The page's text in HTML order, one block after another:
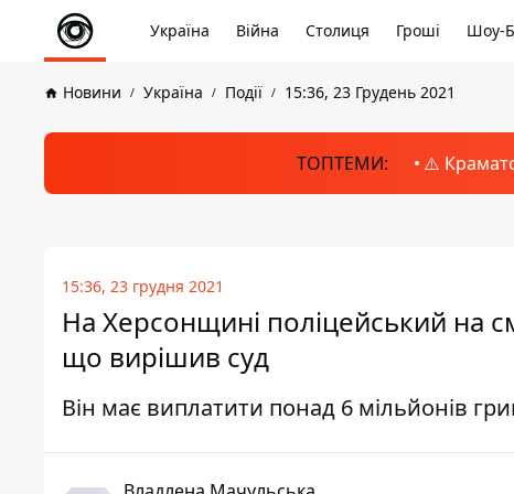
Україна Війна Столиця Гроші Шоу-
Новини Україна Події 15:36, 23 Грудень 2021
ТОПТЕМИ: ⚠️
15:36, 23 грудня 2021
На Херсонщині поліцейський на
що вирішив суд
Він має виплатити понад 6 мільйонів